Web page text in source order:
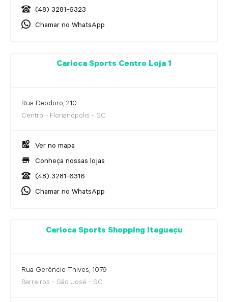
(48) 3281-6323
Chamar no WhatsApp
Carioca Sports Centro Loja 1
Rua Deodoro, 210
Centro - Florianópolis - SC
Ver no mapa
Conheça nossas lojas
(48) 3281-6316
Chamar no WhatsApp
Carioca Sports Shopping Itaguaçu
Rua Gerôncio Thives, 1079
Barreiros - São José - SC